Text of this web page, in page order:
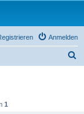
Anmelden
1